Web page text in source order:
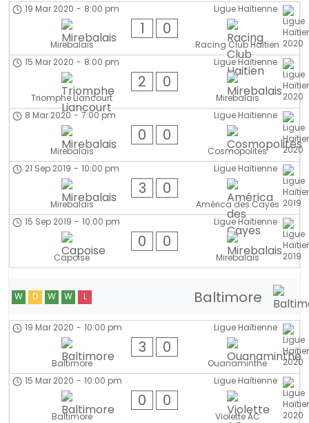
Ligue Haïtienne
19 Mar 2020 - 8:00 pm
Mirebalais
1 0
Racing Club Haitien
Ligue Haïtienne
15 Mar 2020 - 8:00 pm
Triomphe Liancourt
2 0
Mirebalais
Ligue Haïtienne
8 Mar 2020 - 7:00 pm
Mirebalais
0 0
Cosmopolites
Ligue Haïtienne
21 Sep 2019 - 10:00 pm
Mirebalais
3 0
América des Cayes
Ligue Haïtienne
15 Sep 2019 - 10:00 pm
Capoise
0 0
Mirebalais
Baltimore
W D W W L
Ligue Haïtienne
19 Mar 2020 - 10:00 pm
Baltimore
3 0
Ouanaminthe
Ligue Haïtienne
15 Mar 2020 - 10:00 pm
Baltimore
0 0
Violette AC